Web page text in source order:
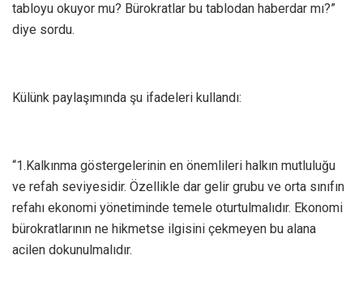
tabloyu okuyor mu? Bürokratlar bu tablodan haberdar mı?”
diye sordu.
Külünk paylaşımında şu ifadeleri kullandı:
“1.Kalkınma göstergelerinin en önemlileri halkın mutluluğu
ve refah seviyesidir. Özellikle dar gelir grubu ve orta sınıfın
refahı ekonomi yönetiminde temele oturtulmalıdır. Ekonomi
bürokratlarının ne hikmetse ilgisini çekmeyen bu alana
acilen dokunulmalıdır.